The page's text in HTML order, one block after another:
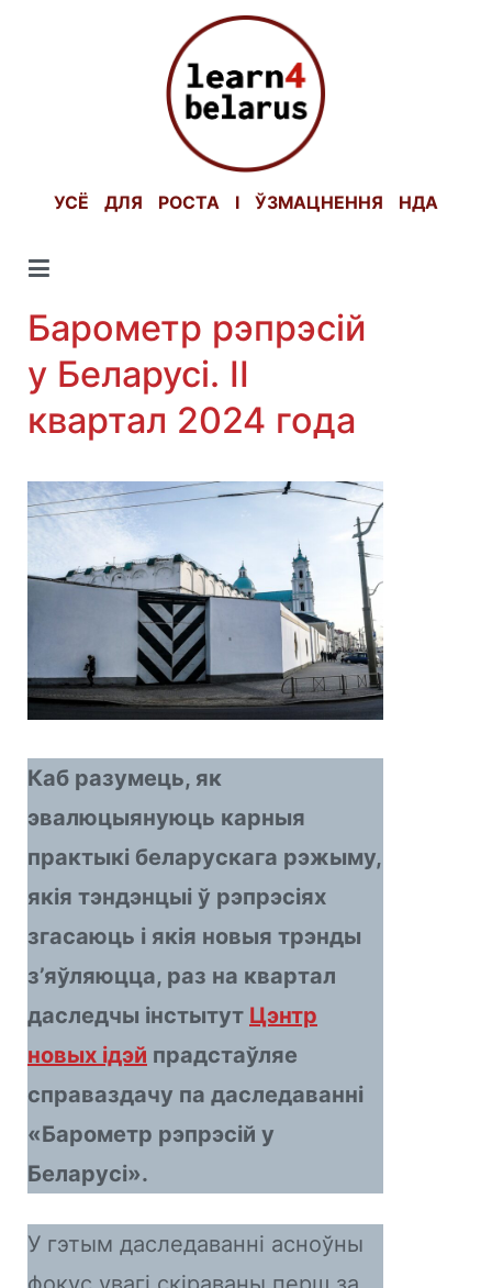
УСЁ ДЛЯ РОСТА І ЎЗМАЦНЕННЯ НДА
Барометр рэпрэсій
у Беларусі. II
квартал 2024 года
Каб разумець, як
эвалюцыянуюць карныя
практыкі беларускага рэжыму,
якія тэндэнцыі ў рэпрэсіях
згасаюць і якія новыя трэнды
з’яўляюцца, раз на квартал
даследчы інстытут Цэнтр
новых ідэй прадстаўляе
справаздачу па даследаванні
«Барометр рэпрэсій у
Беларусі».
У гэтым даследаванні асноўны